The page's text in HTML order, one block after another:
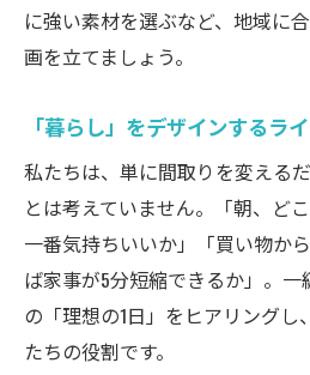
に強い素材を選ぶなど、地域に
画を立てましょう。
「暮らし」をデザインするラ
私たちは、単に間取りを変える
とは考えていません。「朝、ど
一番気持ちいいか」「買い物か
ば家事が5分短縮できるか」。
の「理想の1日」をヒアリング
たちの役割です。